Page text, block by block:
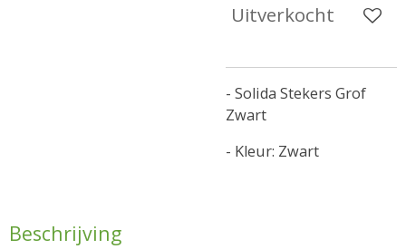
Uitverkocht
- Solida Stekers Grof
Zwart
- Kleur: Zwart
Beschrijving